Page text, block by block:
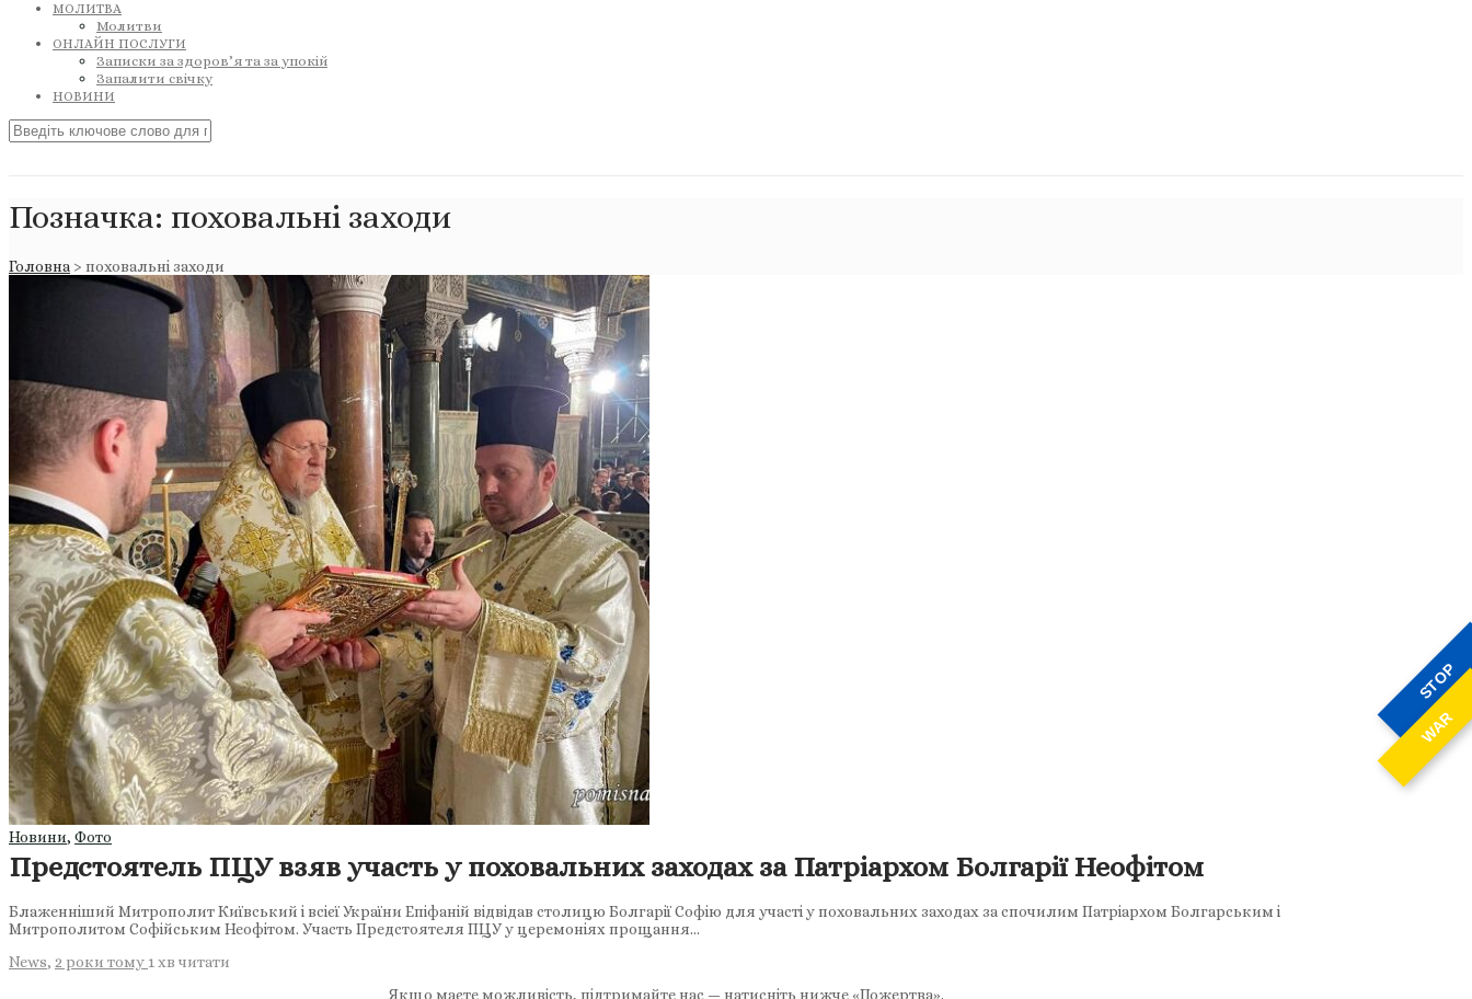
STOP
WAR
МОЛИТВА
Молитви
ОНЛАЙН ПОСЛУГИ
Записки за здоров’я та за упокій
Запалити свічку
НОВИНИ
Позначка: поховальні заходи
Головна > поховальні заходи
Новини, Фото
Предстоятель ПЦУ взяв участь у поховальних заходах за Патріархом Болгарії Неофітом
Блаженніший Митрополит Київський і всієї України Епіфаній відвідав столицю Болгарії Софію для участі у поховальних заходах за спочилим Патріархом Болгарським і
Митрополитом Софійським Неофітом. Участь Предстоятеля ПЦУ у церемоніях прощання…
News, 2 роки тому 1 хв читати
Якщо маєте можливість, підтримайте нас — натисніть нижче «Пожертва».